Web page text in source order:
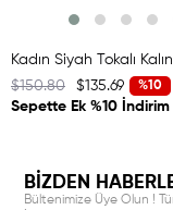
%10
$135.69
$150.80
Sepette Ek %10 İndirim
BİZDEN
Bültenimize Üye Olun !